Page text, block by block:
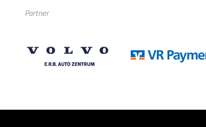
Partner